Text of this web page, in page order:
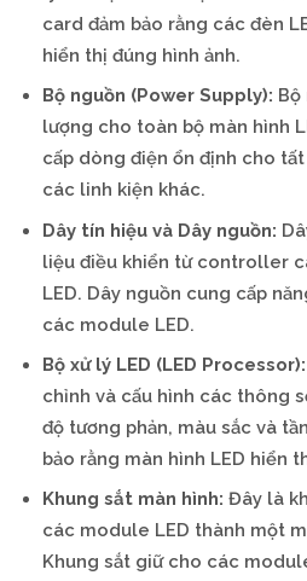
card đảm bảo rằng các đèn
hiển thị đúng hình ảnh.
Bộ nguồn (Power Supply): Bộ
lượng cho toàn bộ màn hình
cấp dòng điện ổn định cho
các linh kiện khác.
Dây tín hiệu và Dây nguồn:
liệu điều khiển từ controller
LED. Dây nguồn cung cấp
các module LED.
Bộ xử lý LED (LED Processor):
chỉnh và cấu hình các thông
độ tương phản, màu sắc và
bảo rằng màn hình LED hiển
Khung sắt màn hình: Đây là
các module LED thành một
Khung sắt giữ cho các